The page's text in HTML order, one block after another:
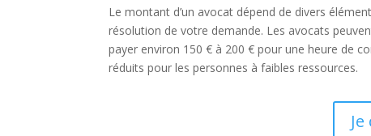
Le montant d’un avocat dépend de divers
résolution de votre demande. Les avocats
payer environ 150 € à 200 € pour une heure de
réduits pour les personnes à faibles ressources.